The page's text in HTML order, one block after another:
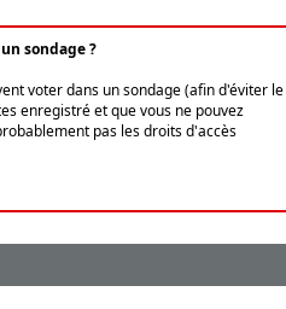
sondage ?
voter dans un sondage (afin d'éviter le
enregistré et que vous ne pouvez
pas les droits d'accès